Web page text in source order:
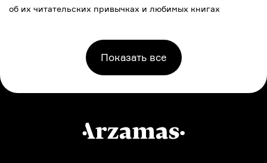
об их читательских привычках и любимых книгах
Показать все